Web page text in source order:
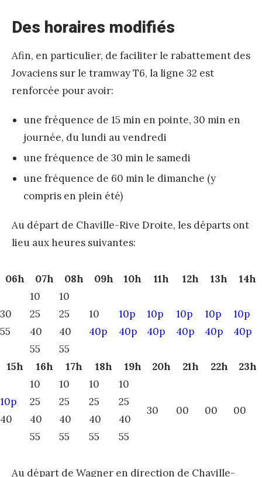
u
Des horaires modifiés
Afin, en particulier, de faciliter le rabattement des
Jovaciens sur le tramway T6, la ligne 32 est
renforcée pour avoir:
une fréquence de 15 min en pointe, 30 min en
journée, du lundi au vendredi
une fréquence de 30 min le samedi
une fréquence de 60 min le dimanche (y
compris en plein été)
Au départ de Chaville-Rive Droite, les départs ont
lieu aux heures suivantes:
06h 07h 08h 09h 10h 11h 12h 13h 14h
30
55
10
25
40
55
10
25
40
55
10
40p
10p
40p
10p
40p
10p
40p
10p
40p
10p
40p
15h 16h 17h 18h 19h 20h 21h 22h 23h
10p
40
10
25
40
55
10
25
40
55
10
25
40
55
10
25
40
55
30 00 00 00
Au départ de Wagner en direction de Chaville-